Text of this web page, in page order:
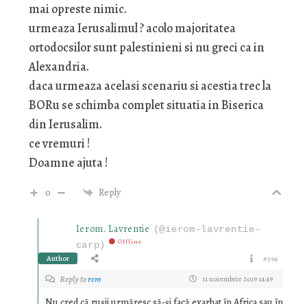
mai opreste nimic.
urmeaza Ierusalimul ? acolo majoritatea
ortodocsilor sunt palestinieni si nu greci ca in
Alexandria.
daca urmeaza acelasi scenariu si acestia trec la
BORu se schimba complet situatia in Biserica
din Ierusalim.
ce vremuri !
Doamne ajuta !
0 Reply
Ierom. Lavrentie (@ierom-lavrentie-
carp)
Offline
Author #596
Reply torem 11 noiembrie 2019 14:49